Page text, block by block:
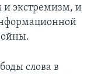
и экстремизм, и
слова в